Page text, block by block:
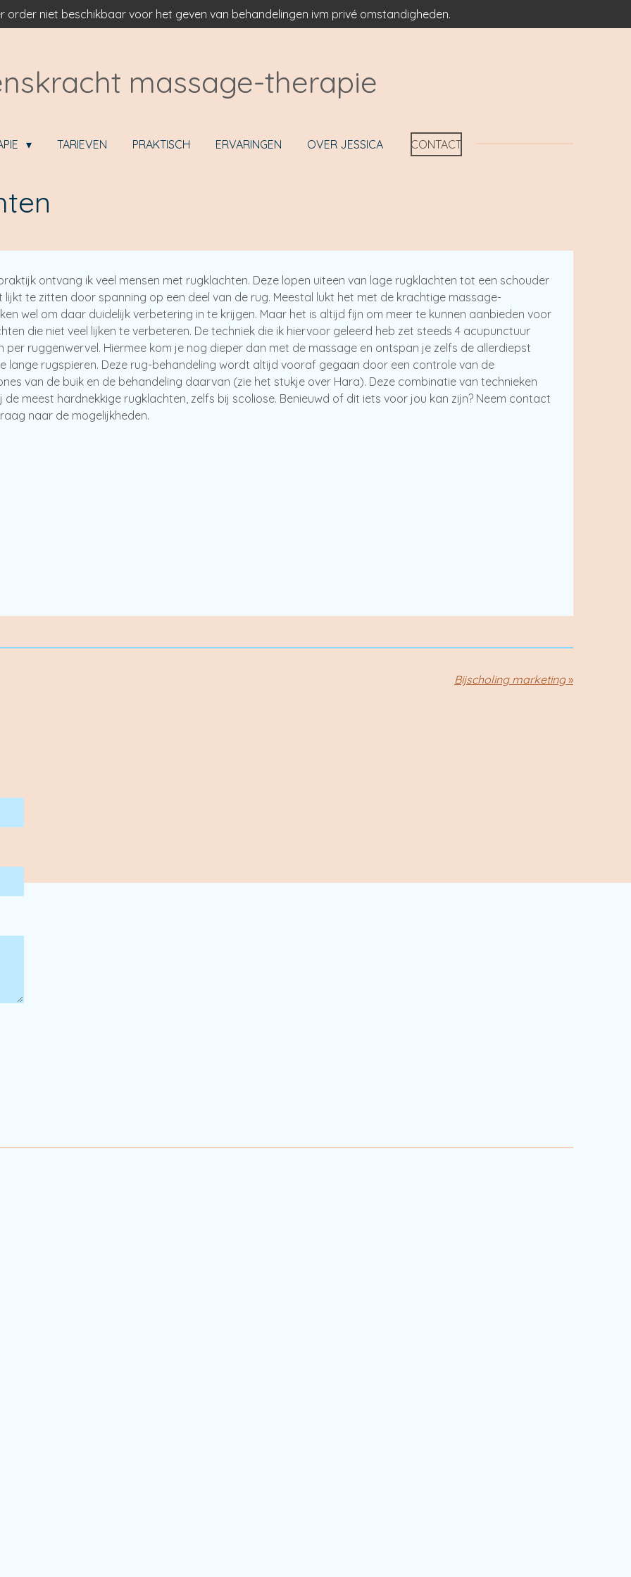
order niet beschikbaar voor het geven van behandelingen ivm privé omstandigheden.
massage-therapie
TARIEVEN PRAKTISCH ERVARINGEN OVER JESSICA CONTACT
ontvang ik veel mensen met rugklachten. Deze lopen uiteen van lage rugklachten tot een schouder
lijkt te zitten door spanning op een deel van de rug. Meestal lukt het met de krachtige massage-
wel om daar duidelijk verbetering in te krijgen. Maar het is altijd fijn om meer te kunnen aanbieden voor
die niet veel lijken te verbeteren. De techniek die ik hiervoor geleerd heb zet steeds 4 acupunctuur
per ruggenwervel. Hiermee kom je nog dieper dan met de massage en ontspan je zelfs de allerdiepst
lange rugspieren. Deze rug-behandeling wordt altijd vooraf gegaan door een controle van de
van de buik en de behandeling daarvan (zie het stukje over Hara). Deze combinatie van technieken
de meest hardnekkige rugklachten, zelfs bij scoliose. Benieuwd of dit iets voor jou kan zijn? Neem contact
naar de mogelijkheden.
Bijscholing marketing »